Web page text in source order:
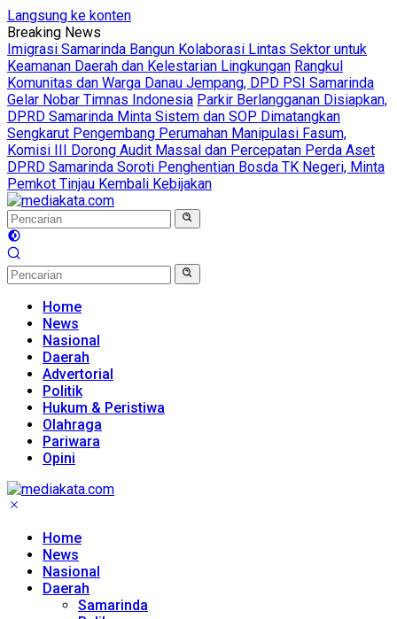
Langsung ke konten
Breaking News
Imigrasi Samarinda Bangun Kolaborasi Lintas Sektor untuk
Keamanan Daerah dan Kelestarian Lingkungan Rangkul
Komunitas dan Warga Danau Jempang, DPD PSI Samarinda
Gelar Nobar Timnas Indonesia Parkir Berlangganan Disiapkan,
DPRD Samarinda Minta Sistem dan SOP Dimatangkan
Sengkarut Pengembang Perumahan Manipulasi Fasum,
Komisi III Dorong Audit Massal dan Percepatan Perda Aset
DPRD Samarinda Soroti Penghentian Bosda TK Negeri, Minta
Pemkot Tinjau Kembali Kebijakan
Home
News
Nasional
Daerah
Advertorial
Politik
Hukum & Peristiwa
Olahraga
Pariwara
Opini
Home
News
Nasional
Daerah
Samarinda